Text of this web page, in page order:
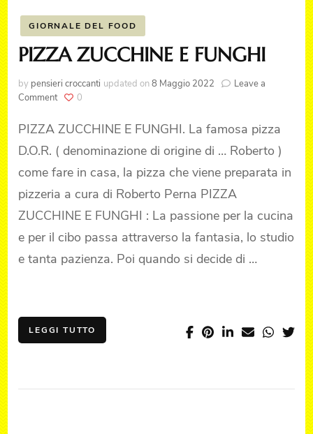
GIORNALE DEL FOOD
PIZZA ZUCCHINE E FUNGHI
by pensieri croccanti updated on8 Maggio 2022
Leave a
Commenton
ZUCCHINE
FUNGHI
0
PIZZA ZUCCHINE E FUNGHI. La famosa pizza
D.O.R. ( denominazione di origine di … Roberto )
come fare in casa, la pizza che viene preparata in
pizzeria a cura di Roberto Perna PIZZA
ZUCCHINE E FUNGHI : La passione per la cucina
e per il cibo passa attraverso la fantasia, lo studio
e tanta pazienza. Poi quando si decide di …
LEGGI TUTTO